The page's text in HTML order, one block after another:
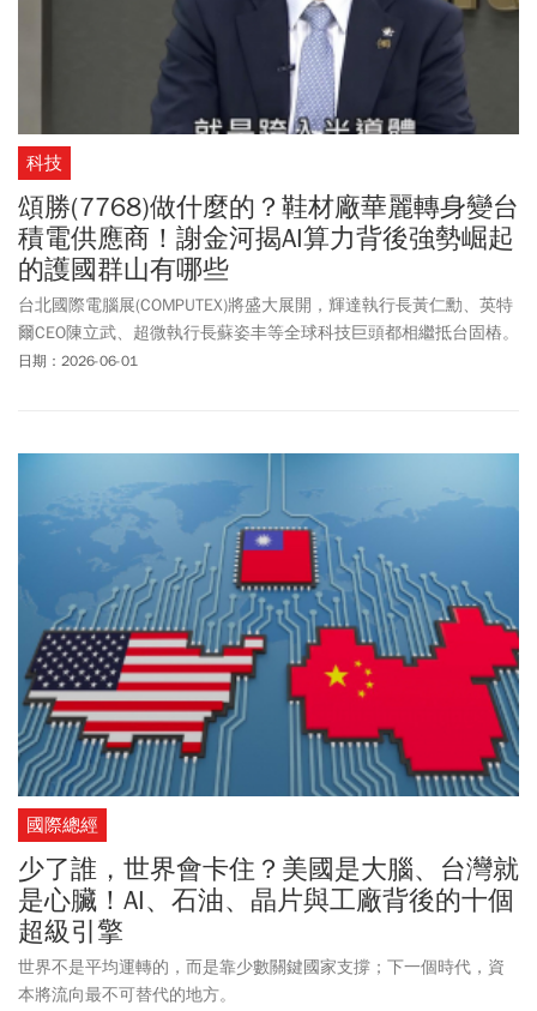
科技
頌勝(7768)做什麼的？鞋材廠華麗轉身變台
積電供應商！謝金河揭AI算力背後強勢崛起
的護國群山有哪些
台北國際電腦展(COMPUTEX)將盛大展開，輝達執行長黃仁勳、英特
爾CEO陳立武、超微執行長蘇姿丰等全球科技巨頭都相繼抵台固樁。
財信傳媒董事長謝金河指出，台灣已經變成全球AI算力供應鏈最重要
去應用到新的趨勢，很多傳產關鍵沒辦法改變，就是因為本位主
義，應該要尊重專業、了解新客戶。轉型後的毛利率大約相差
40％。許多台灣傳產都希望找到新路，台灣應用材料公司總裁余定
陸也指出，AI崛起改變所有產業的生態結構，必須要換位思考。例如
應用材料就在矽谷花50億美元蓋了3個足球場大的設備與製程創新及
商業化中心（EPIC），將客戶、供應商、科學家集思廣益，思考未
來產業要的東西。
日期：2026-06-01
國際總經
少了誰，世界會卡住？美國是大腦、台灣就
是心臟！AI、石油、晶片與工廠背後的十個
超級引擎
世界不是平均運轉的，而是靠少數關鍵國家支撐；下一個時代，資
本將流向最不可替代的地方。